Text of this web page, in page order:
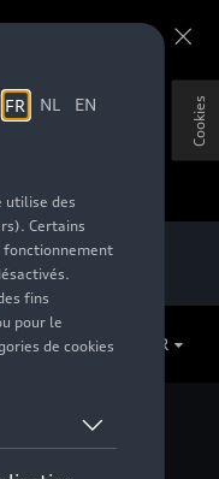
FR
Vêtements
Cookies